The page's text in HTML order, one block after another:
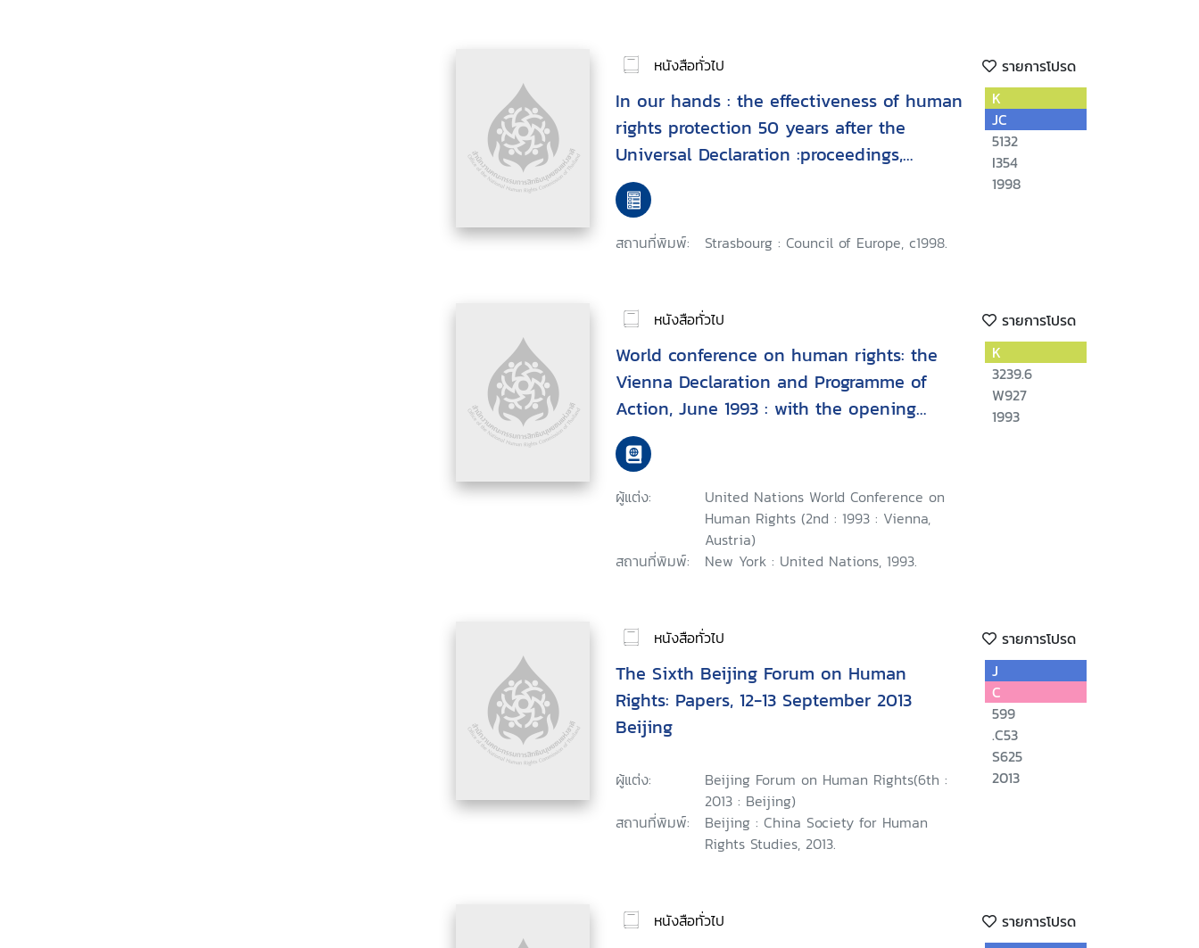
หนังสือทั่วไป รายการโปรด
In our hands : the effectiveness of human
rights protection 50 years after the
Universal Declaration :proceedings,
European regional colloquy
สถานที่พิมพ์: Strasbourg : Council of Europe, c1998.
K
JC
5132
I354
1998
หนังสือทั่วไป รายการโปรด
World conference on human rights: the
Vienna Declaration and Programme of
Action, June 1993 : with the opening
statement of United Nations Secretary-
General Boutros Boutros-Ghali
ผู้แต่ง:
United Nations World Conference on
Human Rights (2nd : 1993 : Vienna,
Austria)
สถานที่พิมพ์:
New York : United Nations, 1993.
K
3239.6
W927
1993
หนังสือทั่วไป รายการโปรด
The Sixth Beijing Forum on Human
Rights: Papers, 12-13 September 2013
Beijing
ผู้แต่ง:
Beijing Forum on Human Rights(6th :
2013 : Beijing)
สถานที่พิมพ์:
Beijing : China Society for Human
Rights Studies, 2013.
J
C
599
.C53
S625
2013
หนังสือทั่วไป รายการโปรด